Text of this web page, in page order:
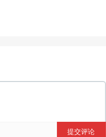
提交评论